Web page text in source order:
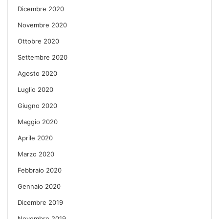
Dicembre 2020
Novembre 2020
Ottobre 2020
Settembre 2020
Agosto 2020
Luglio 2020
Giugno 2020
Maggio 2020
Aprile 2020
Marzo 2020
Febbraio 2020
Gennaio 2020
Dicembre 2019